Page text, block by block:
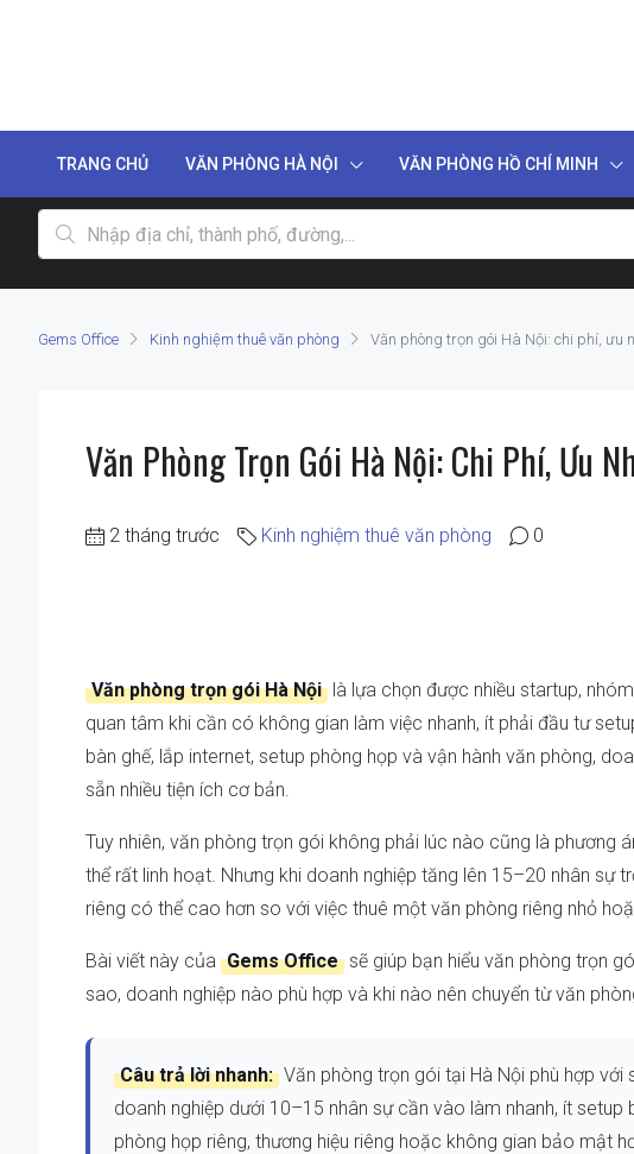
TRANG CHỦ VĂN PHÒNG HÀ NỘI VĂN PHÒNG HỒ CHÍ MINH
Gems Office Kinh nghiệm thuê văn phòng Văn phòng trọn gói Hà Nội: chi phí, ưu
Văn Phòng Trọn Gói Hà Nội: Chi Phí, Ưu
2 tháng trước Kinh nghiệm thuê văn phòng 0
Văn phòng trọn gói Hà Nội là lựa chọn được nhiều startup,
quan tâm khi cần có không gian làm việc nhanh, ít phải đầu tư
bàn ghế, lắp internet, setup phòng họp và vận hành văn phòng,
sẵn nhiều tiện ích cơ bản.
Tuy nhiên, văn phòng trọn gói không phải lúc nào cũng là phương
thể rất linh hoạt. Nhưng khi doanh nghiệp tăng lên 15–20 nhân sự
riêng có thể cao hơn so với việc thuê một văn phòng riêng nhỏ
Bài viết này của Gems Office sẽ giúp bạn hiểu văn phòng trọn
sao, doanh nghiệp nào phù hợp và khi nào nên chuyển từ văn
Câu trả lời nhanh: Văn phòng trọn gói tại Hà Nội phù hợp
doanh nghiệp dưới 10–15 nhân sự cần vào làm nhanh, ít
phòng họp riêng, thương hiệu riêng hoặc không gian bảo mật